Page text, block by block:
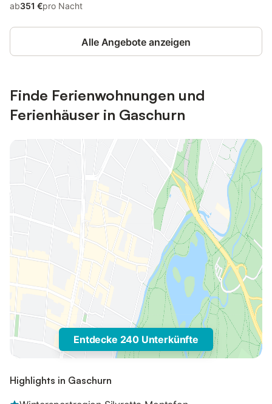
ab351 €pro Nacht
Alle Angebote anzeigen
Finde Ferienwohnungen und
Ferienhäuser in Gaschurn
Entdecke 240 Unterkünfte
Highlights in Gaschurn